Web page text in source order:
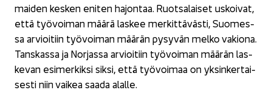
mai­den kes­ken eni­ten ha­jon­taa. Ruot­sa­lai­set us­koi­vat,
että työ­voi­man määrä las­kee mer­kit­tä­väs­ti, Suo­mes­
sa ar­vioi­tiin työ­voi­man mää­rän py­sy­vän melko va­kio­na.
Tans­kas­sa ja Nor­jas­sa ar­vioi­tiin työ­voi­man mää­rän las­
ke­van esi­mer­kik­si siksi, että työ­voi­maa on yk­sin­ker­tai­
ses­ti niin vai­kea saada alal­le.